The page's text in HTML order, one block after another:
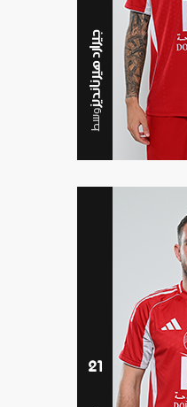
جيرارد هيرنانديز
وسط
21